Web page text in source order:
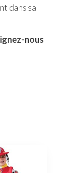
dans sa
nous